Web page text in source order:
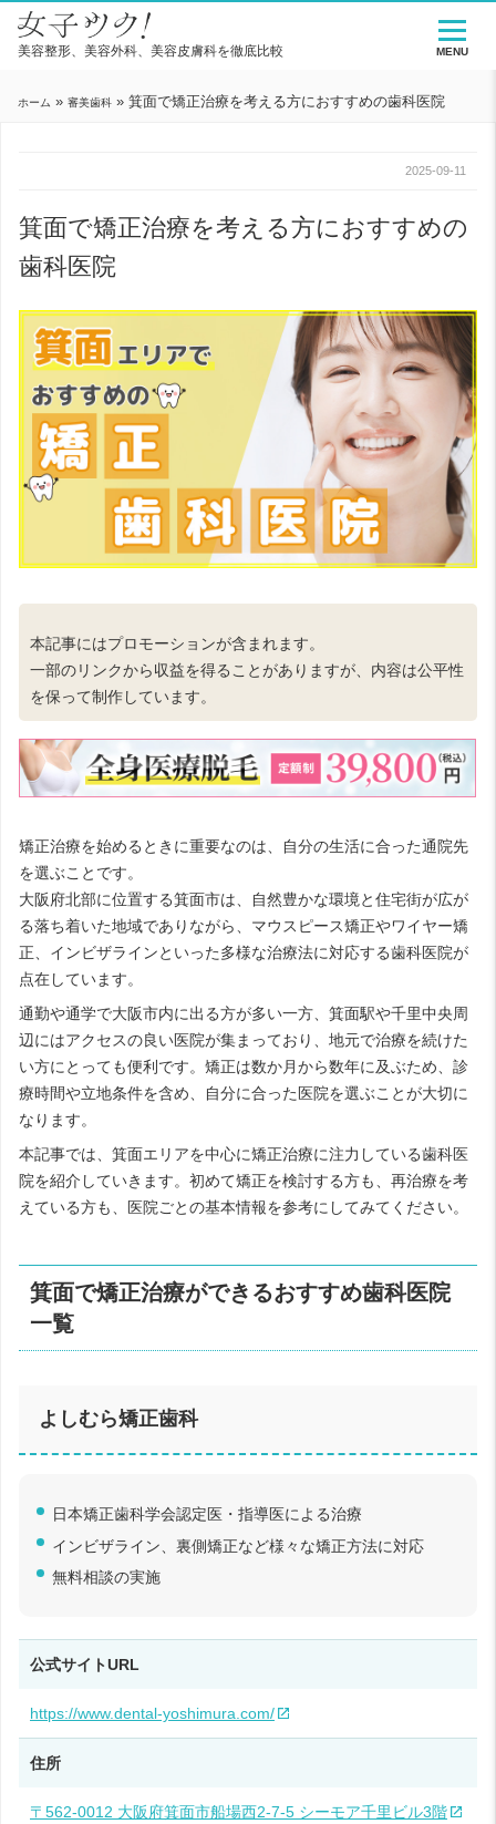
美容整形、美容外科、美容皮膚科を徹底比較
ホーム » 審美歯科 » 箕面で矯正治療を考える方におすすめの歯科医院
2025-09-11
箕面で矯正治療を考える方におすすめの
歯科医院
本記事にはプロモーションが含まれます。
一部のリンクから収益を得ることがありますが、内容は公平性
を保って制作しています。
矯正治療を始めるときに重要なのは、自分の生活に合った通院先
を選ぶことです。
大阪府北部に位置する箕面市は、自然豊かな環境と住宅街が広が
る落ち着いた地域でありながら、マウスピース矯正やワイヤー矯
正、インビザラインといった多様な治療法に対応する歯科医院が
点在しています。
通勤や通学で大阪市内に出る方が多い一方、箕面駅や千里中央周
辺にはアクセスの良い医院が集まっており、地元で治療を続けた
い方にとっても便利です。矯正は数か月から数年に及ぶため、診
療時間や立地条件を含め、自分に合った医院を選ぶことが大切に
なります。
本記事では、箕面エリアを中心に矯正治療に注力している歯科医
院を紹介していきます。初めて矯正を検討する方も、再治療を考
えている方も、医院ごとの基本情報を参考にしてみてください。
箕面で矯正治療ができるおすすめ歯科医院
一覧
よしむら矯正歯科
日本矯正歯科学会認定医・指導医による治療
インビザライン、裏側矯正など様々な矯正方法に対応
無料相談の実施
公式サイトURL
https://www.dental-yoshimura.com/
住所
〒562-0012 大阪府箕面市船場西2-7-5 シーモア千里ビル3階
MENU